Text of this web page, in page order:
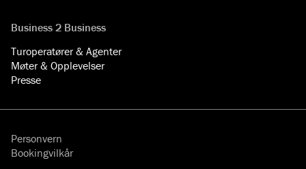
Business 2 Business
Turoperatører & Agenter
Møter & Opplevelser
Presse
Personvern
Bookingvilkår